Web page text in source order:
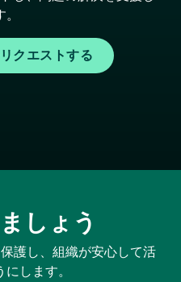
クエストする
しょう
護し、組織が安心して活
します。